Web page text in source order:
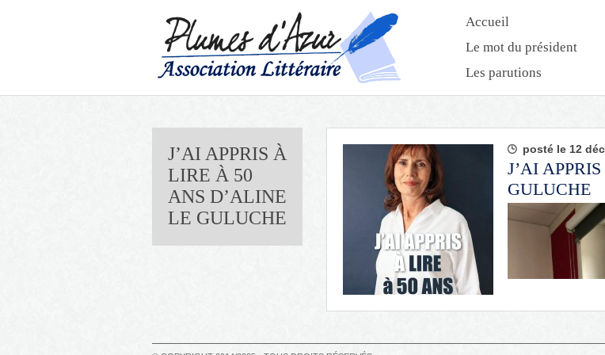
Accueil
Le mot du président
Les parutions
J’AI APPRIS À
LIRE À 50
ANS D’ALINE
LE GULUCHE
posté le 12
J’AI
GULUCHE